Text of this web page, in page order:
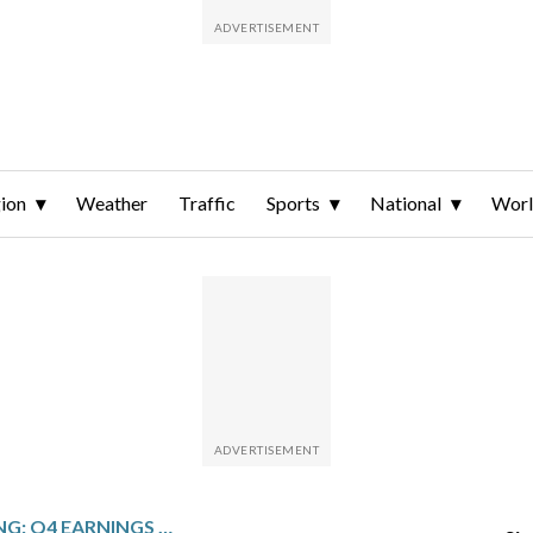
Weather Traffic Sports National
CARBON STREAMING: Q4 EARNINGS SNAPSHOT